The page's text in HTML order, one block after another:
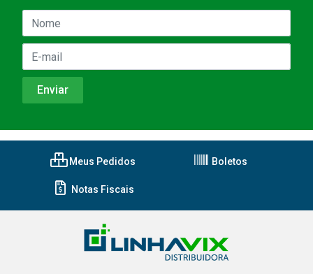
Meus Pedidos Boletos
Notas Fiscais